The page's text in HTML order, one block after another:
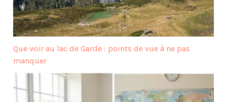
Que voir au lac de Garde : points de vue à ne pas
manquer